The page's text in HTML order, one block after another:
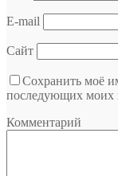
E-mail
Сайт
Сохранить моё
последующих моих
Комментарий